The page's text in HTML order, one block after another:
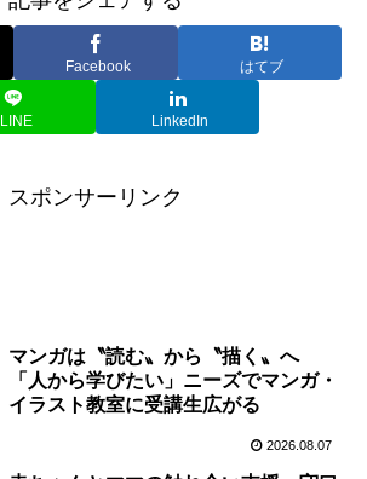
Facebook はてブ
LINE LinkedIn
スポンサーリンク
マンガは〝読む〟から〝描く〟へ
「人から学びたい」ニーズでマンガ・
イラスト教室に受講生広がる
2026.08.07